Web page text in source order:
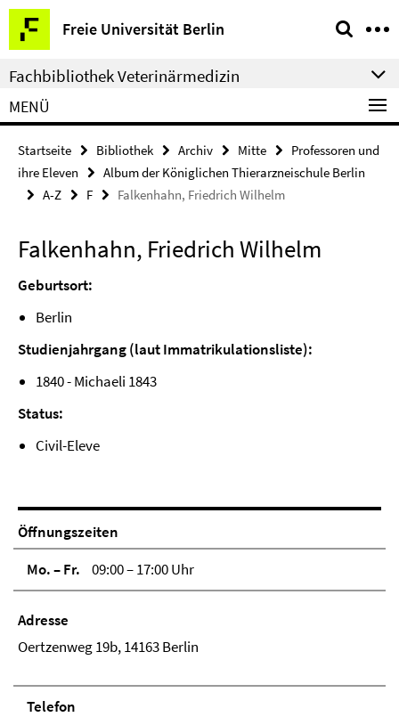
Springe
direkt
zu
Inhalt
Freie Universität Berlin
Service-
Navigation
Fachbibliothek Veterinärmedizin
MENÜ
Startseite Bibliothek Archiv Mitte
Professoren und
ihre Eleven
Album der Königlichen Thierarzneischule Berlin
A-Z
F Falkenhahn, Friedrich Wilhelm
Falkenhahn, Friedrich Wilhelm
Geburtsort:
Berlin
Studienjahrgang (laut Immatrikulationsliste):
1840 - Michaeli 1843
Status:
Civil-Eleve
Öffnungszeiten
Mo. – Fr.
09:00 – 17:00 Uhr
Adresse
Oertzenweg 19b, 14163 Berlin
Telefon